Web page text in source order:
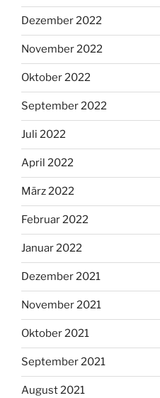
Dezember 2022
November 2022
Oktober 2022
September 2022
Juli 2022
April 2022
März 2022
Februar 2022
Januar 2022
Dezember 2021
November 2021
Oktober 2021
September 2021
August 2021